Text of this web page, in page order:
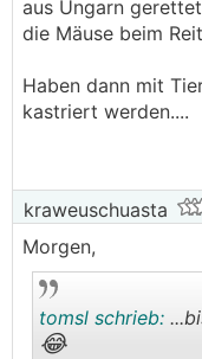
aus Ungarn
die Mäuse beim
Haben dann mit
kastriert werden....
kraweuschuasta
Morgen,
tomsl schrieb:
😂